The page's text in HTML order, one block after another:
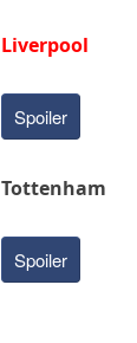
Liverpool
Spoiler
Tottenham
Spoiler